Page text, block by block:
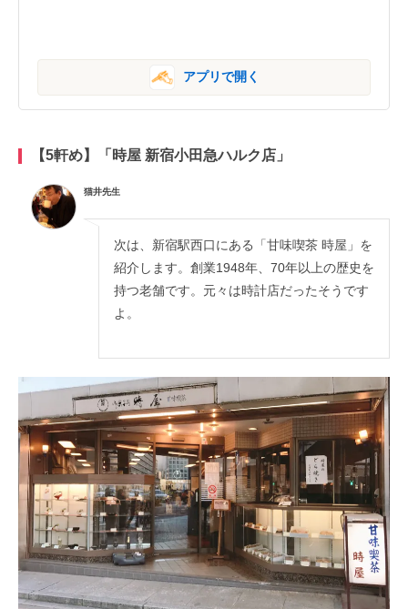
アプリで開く
【5軒め】「時屋 新宿小田急ハルク店」
猫井先生
次は、新宿駅西口にある「甘味喫茶 時屋」を
紹介します。創業1948年、70年以上の歴史を
持つ老舗です。元々は時計店だったそうです
よ。